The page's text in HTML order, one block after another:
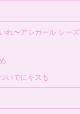
れ〜アシガール シーズ
いでにキスも